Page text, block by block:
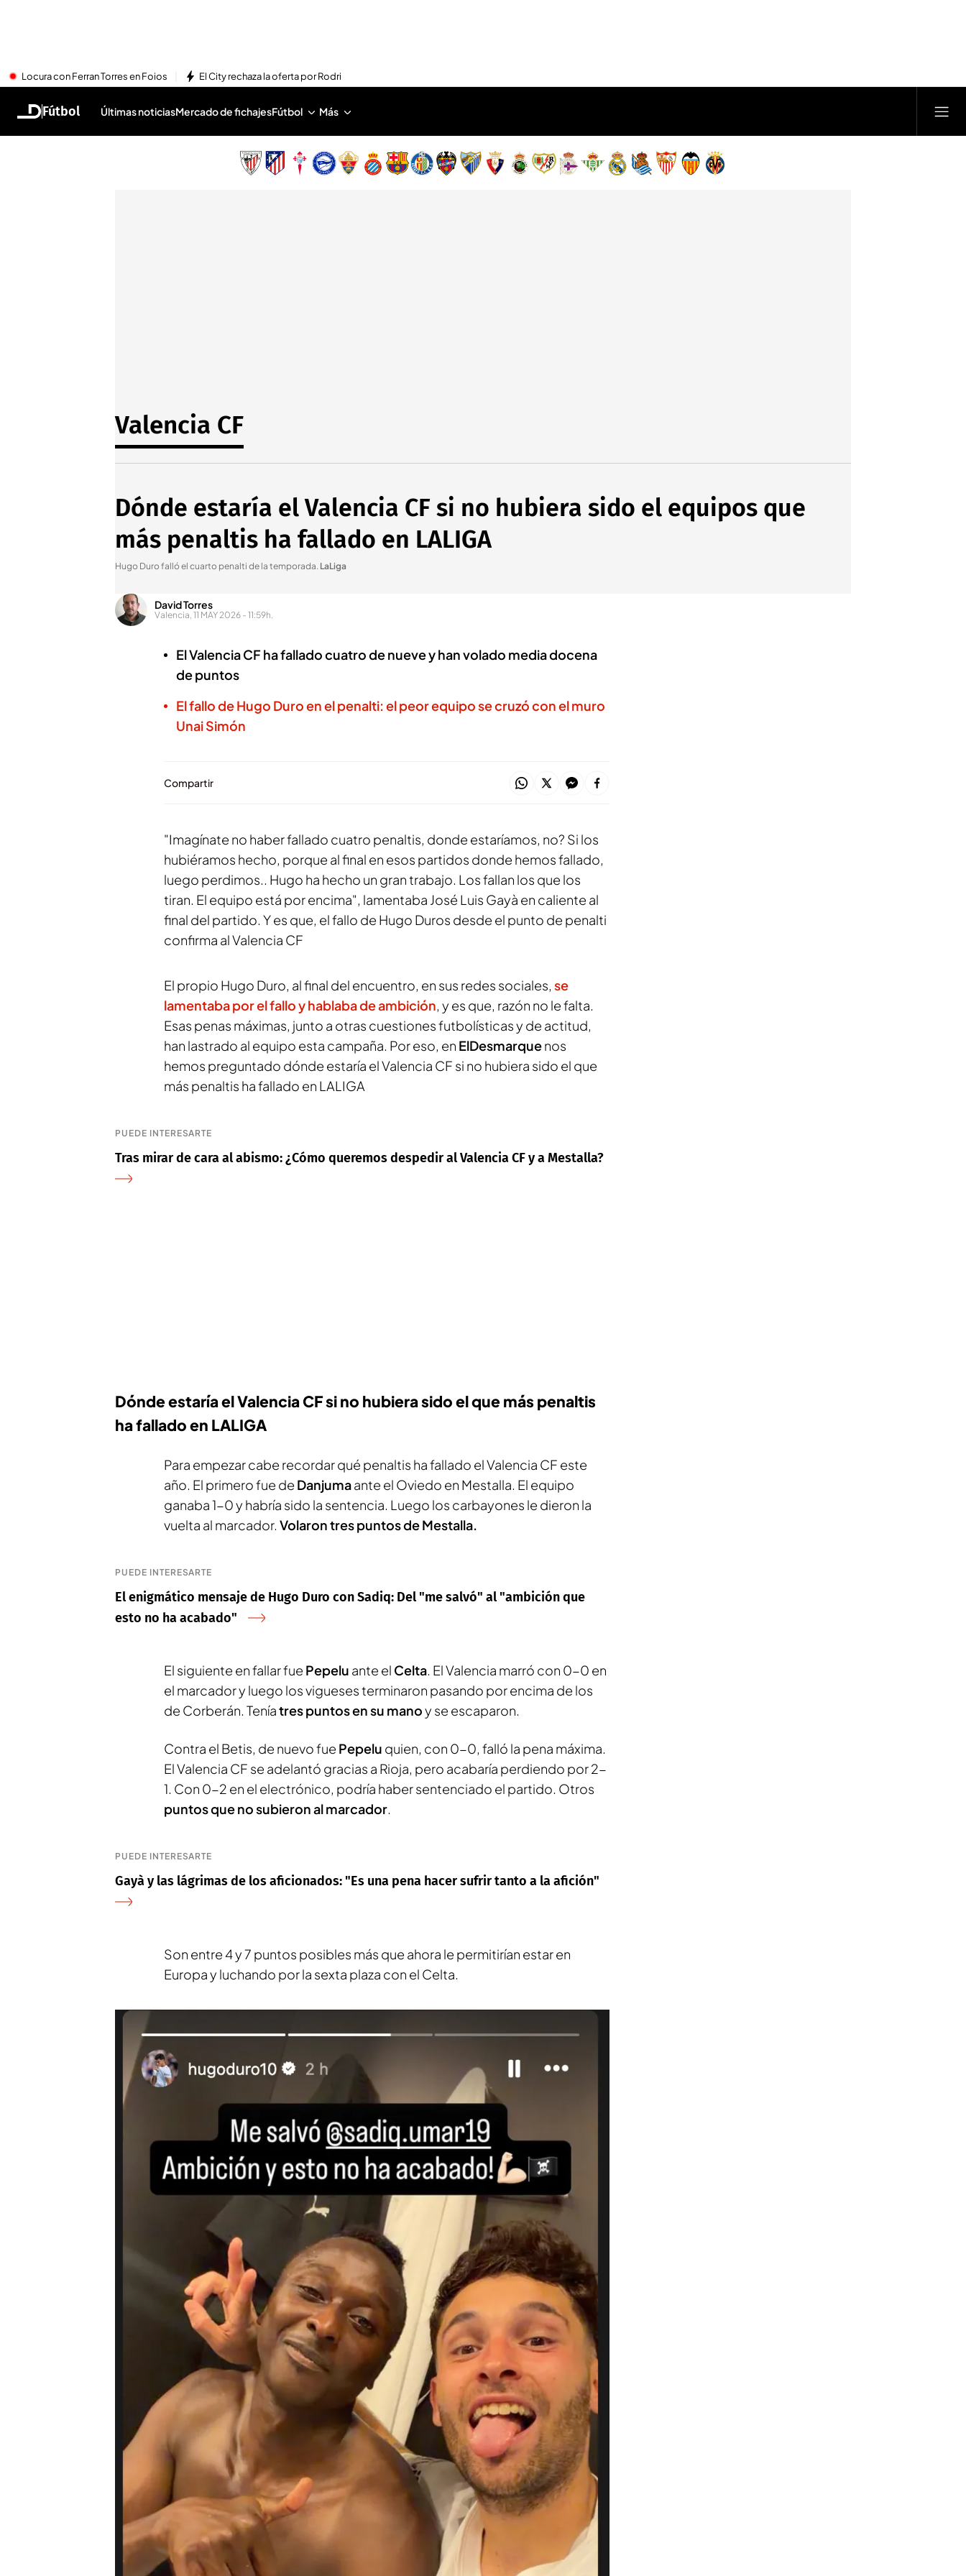
Locura con Ferran Torres en Foios El City rechaza la oferta por Rodri
Fútbol Últimas noticiasMercado de fichajesFútbol Más
Valencia CF
Dónde estaría el Valencia CF si no hubiera sido el equipos que
más penaltis ha fallado en LALIGA
Hugo Duro falló el cuarto penalti de la temporada. LaLiga
David Torres
Valencia, 11 MAY 2026 - 11:59h.
El Valencia CF ha fallado cuatro de nueve y han volado media docena
de puntos
El fallo de Hugo Duro en el penalti: el peor equipo se cruzó con el muro
Unai Simón
Compartir
"Imagínate no haber fallado cuatro penaltis, donde estaríamos, no? Si los
hubiéramos hecho, porque al final en esos partidos donde hemos fallado,
luego perdimos.. Hugo ha hecho un gran trabajo. Los fallan los que los
tiran. El equipo está por encima", lamentaba José Luis Gayà en caliente al
final del partido. Y es que, el fallo de Hugo Duros desde el punto de penalti
confirma al Valencia CF
El propio Hugo Duro, al final del encuentro, en sus redes sociales, se
lamentaba por el fallo y hablaba de ambición, y es que, razón no le falta.
Esas penas máximas, junto a otras cuestiones futbolísticas y de actitud,
han lastrado al equipo esta campaña. Por eso, en ElDesmarquenos
hemos preguntado dónde estaría el Valencia CF si no hubiera sido el que
más penaltis ha fallado en LALIGA
PUEDE INTERESARTE
Tras mirar de cara al abismo: ¿Cómo queremos despedir al Valencia CF y a Mestalla?
Dónde estaría el Valencia CF si no hubiera sido el que más penaltis
ha fallado en LALIGA
Para empezar cabe recordar qué penaltis ha fallado el Valencia CF este
año. El primero fue de Danjumaante el Oviedo en Mestalla. El equipo
ganaba 1-0 y habría sido la sentencia. Luego los carbayones le dieron la
vuelta al marcador. Volaron tres puntos de Mestalla.
PUEDE INTERESARTE
El enigmático mensaje de Hugo Duro con Sadiq: Del "me salvó" al "ambición que
esto no ha acabado"
El siguiente en fallar fue Pepelu ante el Celta. El Valencia marró con 0-0 en
el marcador y luego los vigueses terminaron pasando por encima de los
de Corberán. Teníatres puntos en su manoy se escaparon.
Contra el Betis, de nuevo fue Pepelu quien, con 0-0, falló la pena máxima.
El Valencia CF se adelantó gracias a Rioja, pero acabaría perdiendo por 2-
1. Con 0-2 en el electrónico, podría haber sentenciado el partido. Otros
puntos que no subieron al marcador.
PUEDE INTERESARTE
Gayà y las lágrimas de los aficionados: "Es una pena hacer sufrir tanto a la afición"
Son entre 4 y 7 puntos posibles más que ahora le permitirían estar en
Europa y luchando por la sexta plaza con el Celta.